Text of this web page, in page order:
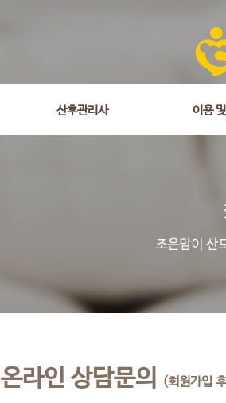
산후관리사 이용
온라인 상담문의 (회원가입